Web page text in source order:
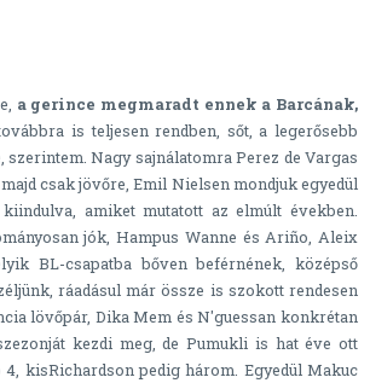
a gerince megmaradt ennek a Barcának,
is teljesen rendben, sőt, a legerősebb
szerintem. Nagy sajnálatomra Perez de Vargas
csak jövőre, Emil Nielsen mondjuk egyedül
amiket mutatott az elmúlt években.
jók, Hampus Wanne és Ariño, Aleix
BL-csapatba bőven beférnének, középső
ráadásul már össze is szokott rendesen
lövőpár, Dika Mem és N'guessan konkrétan
kezdi meg, de Pumukli is hat éve ott
kisRichardson pedig három. Egyedül Makuc